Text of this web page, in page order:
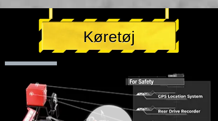
Køretøj